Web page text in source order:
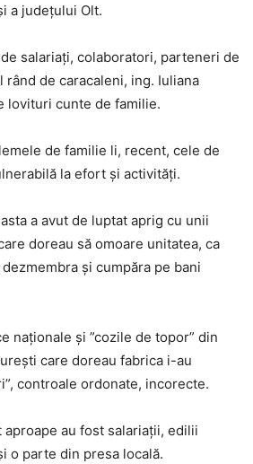
a județului Olt.
salariați, colaboratori, parteneri de
de caracaleni, ing. Iuliana
lovituri cunte de familie.
de familie li, recent, cele de
la efort și activități.
a avut de luptat aprig cu unii
doreau să omoare unitatea, ca
și cumpăra pe bani
naționale și ”cozile de topor” din
care doreau fabrica i-au
controale ordonate, incorecte.
au fost salariații, edilii
o parte din presa locală.